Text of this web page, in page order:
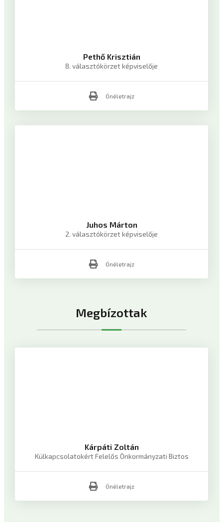
Pethő Krisztián
8. választókörzet képviselője
Önéletrajz
Juhos Márton
2. választókörzet képviselője
Önéletrajz
Megbízottak
Kárpáti Zoltán
Külkapcsolatokért Felelős Önkormányzati Biztos
Önéletrajz